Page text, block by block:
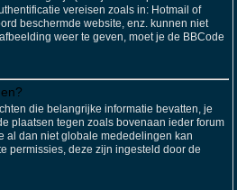
vereisen zoals in: Hotmail of
beschermde website, enz. kunnen niet
weer te geven, moet je de BBCode
die belangrijke informatie bevatten, je
plaatsen tegen zoals bovenaan ieder forum
al dan niet globale mededelingen kan
permissies, deze zijn ingesteld door de